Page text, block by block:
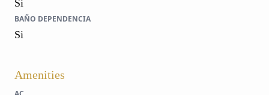
Si
BAÑO DEPENDENCIA
Si
Amenities